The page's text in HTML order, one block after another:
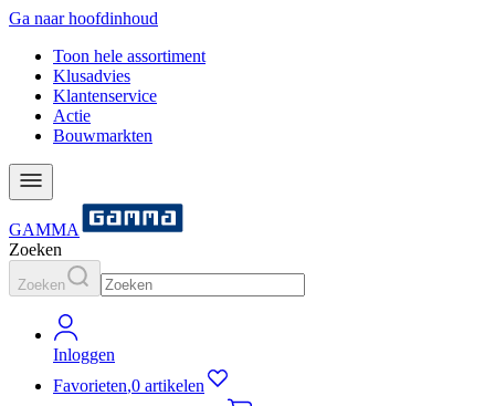
Ga naar hoofdinhoud
Toon hele assortiment
Klusadvies
Klantenservice
Actie
Bouwmarkten
GAMMA
Zoeken
Zoeken
Inloggen
Favorieten,0 artikelen